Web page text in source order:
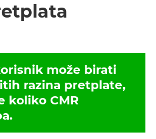
može birati
razina pretplate,
koliko CMR